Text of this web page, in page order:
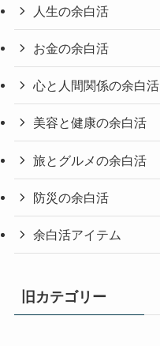
人生の余白活
お金の余白活
心と人間関係の余白活
美容と健康の余白活
旅とグルメの余白活
防災の余白活
余白活アイテム
旧カテゴリー